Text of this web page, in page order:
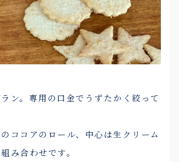
ン。専用の口金でうずたかく絞って
ココアのロール、中心は生クリーム
み合わせです。